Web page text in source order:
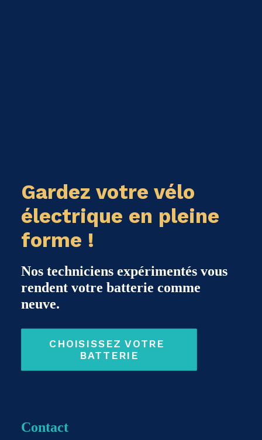
Gardez votre vélo
électrique en pleine
forme !
Nos techniciens expérimentés vous
rendent votre batterie comme
neuve.
CHOISISSEZ VOTRE
BATTERIE
Contact